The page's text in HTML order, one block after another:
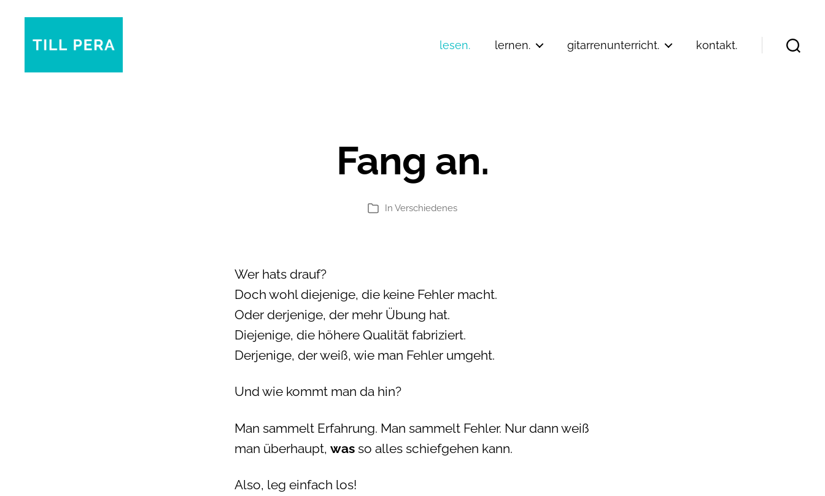
lesen. lernen. gitarrenunterricht. kontakt.
Fang an.
Kategorien
In Verschiedenes
Wer hats drauf?
Doch wohl diejenige, die keine Fehler macht.
Oder derjenige, der mehr Übung hat.
Diejenige, die höhere Qualität fabriziert.
Derjenige, der weiß, wie man Fehler umgeht.
Und wie kommt man da hin?
Man sammelt Erfahrung. Man sammelt Fehler. Nur dann weiß
man überhaupt, was so alles schiefgehen kann.
Also, leg einfach los!